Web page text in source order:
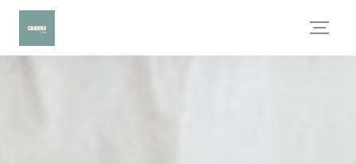
Cookies beheer paneel